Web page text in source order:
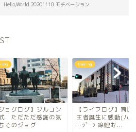
Hello,World 20201110 モチベーション
ジョグログ】ジルコン
ただただ感謝の気
でのジョグ
training
【ライフログ】同世
王者誕生に感動(ﾉ
…ｼﾞｰﾝ 錦鯉お...